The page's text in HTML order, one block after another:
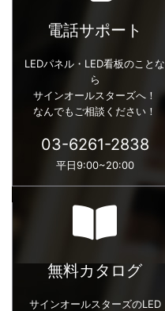
電話サポート
LEDパネル・LED看板のことな
ら
サインオールスターズへ！
なんでもご相談ください！
03-6261-2838
平日9:00~20:00
無料カタログ
サインオールスターズのLED